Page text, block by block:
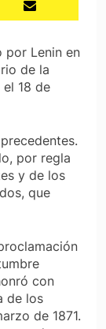
por Lenin en
de la
18 de
por regla
y de los
que
con
de los
de 1871.